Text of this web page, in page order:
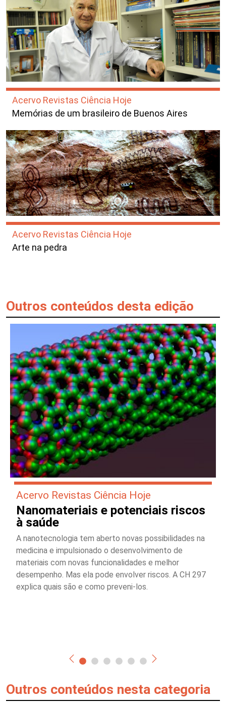
Acervo Revistas Ciência Hoje
Memórias de um brasileiro de Buenos Aires
Acervo Revistas Ciência Hoje
Arte na pedra
Outros conteúdos desta edição
Acervo Revistas Ciência Hoje
Nanomateriais e potenciais riscos
à saúde
A nanotecnologia tem aberto novas possibilidades na
medicina e impulsionado o desenvolvimento de
materiais com novas funcionalidades e melhor
desempenho. Mas ela pode envolver riscos. A CH 297
explica quais são e como preveni-los.
Outros conteúdos nesta categoria